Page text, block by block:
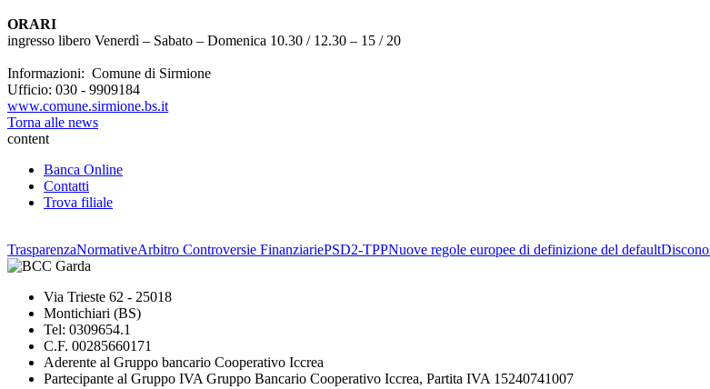
ORARI
ingresso libero Venerdì – Sabato – Domenica 10.30 / 12.30 – 15 / 20
Informazioni: Comune di Sirmione
Ufficio: 030 - 9909184
www.comune.sirmione.bs.it
Torna alle news
content
Banca Online
Contatti
Trova filiale
TrasparenzaNormativeArbitro Controversie FinanziariePSD2-TPPNuove regole europee di definizione del default
Via Trieste 62 - 25018
Montichiari (BS)
Tel: 0309654.1
C.F. 00285660171
Aderente al Gruppo bancario Cooperativo Iccrea
Partecipante al Gruppo IVA Gruppo Bancario Cooperativo Iccrea, Partita IVA 15240741007